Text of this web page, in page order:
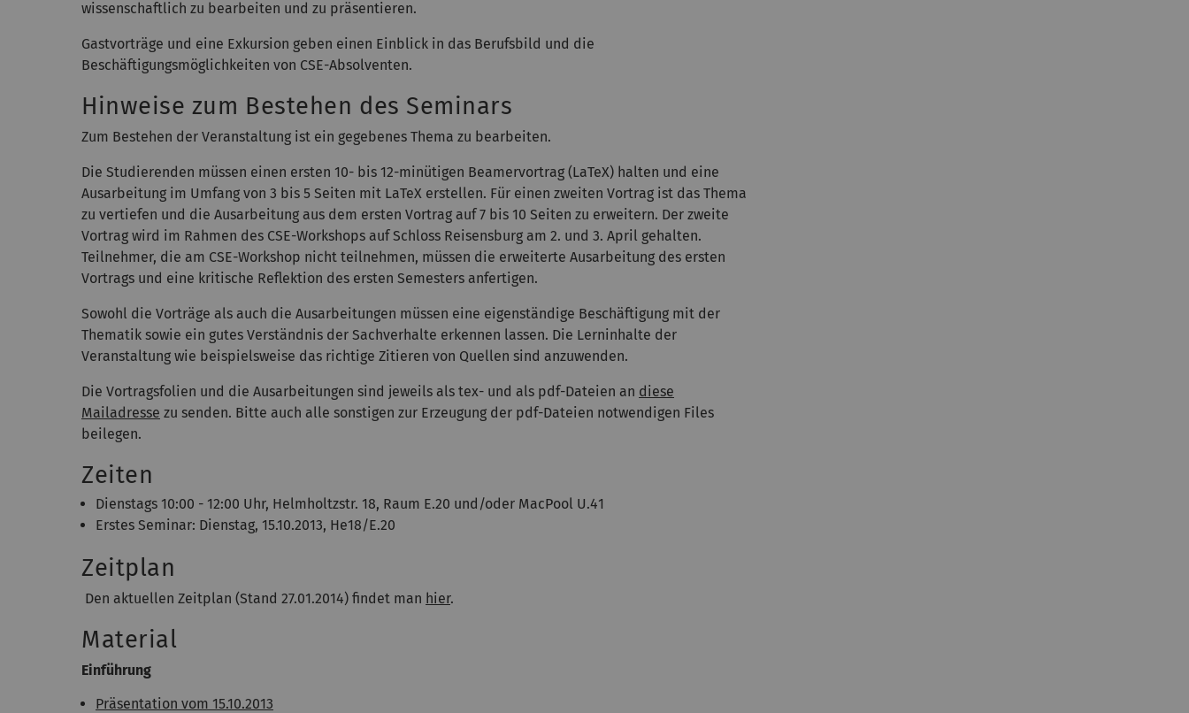
wissenschaftlich zu bearbeiten und zu präsentieren.
Gastvorträge und eine Exkursion geben einen Einblick in das Berufsbild und die
Beschäftigungsmöglichkeiten von CSE-Absolventen.
Hinweise zum Bestehen des Seminars
Zum Bestehen der Veranstaltung ist ein gegebenes Thema zu bearbeiten.
Die Studierenden müssen einen ersten 10- bis 12-minütigen Beamervortrag (LaTeX) halten und eine
Ausarbeitung im Umfang von 3 bis 5 Seiten mit LaTeX erstellen. Für einen zweiten Vortrag ist das Thema
zu vertiefen und die Ausarbeitung aus dem ersten Vortrag auf 7 bis 10 Seiten zu erweitern. Der zweite
Vortrag wird im Rahmen des CSE-Workshops auf Schloss Reisensburg am 2. und 3. April gehalten.
Teilnehmer, die am CSE-Workshop nicht teilnehmen, müssen die erweiterte Ausarbeitung des ersten
Vortrags und eine kritische Reflektion des ersten Semesters anfertigen.
Sowohl die Vorträge als auch die Ausarbeitungen müssen eine eigenständige Beschäftigung mit der
Thematik sowie ein gutes Verständnis der Sachverhalte erkennen lassen. Die Lerninhalte der
Veranstaltung wie beispielsweise das richtige Zitieren von Quellen sind anzuwenden.
Die Vortragsfolien und die Ausarbeitungen sind jeweils als tex- und als pdf-Dateien an diese
Mailadresse zu senden. Bitte auch alle sonstigen zur Erzeugung der pdf-Dateien notwendigen Files
beilegen.
Zeiten
Dienstags 10:00 - 12:00 Uhr, Helmholtzstr. 18, Raum E.20 und/oder MacPool U.41
Erstes Seminar: Dienstag, 15.10.2013, He18/E.20
Zeitplan
Den aktuellen Zeitplan (Stand 27.01.2014) findet man hier.
Material
Einführung
Präsentation vom 15.10.2013